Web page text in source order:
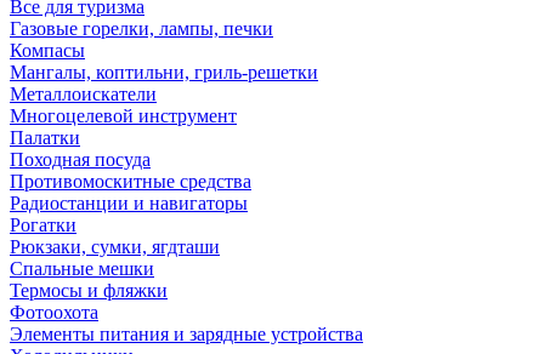
Все для туризма
Газовые горелки, лампы, печки
Компасы
Мангалы, коптильни, гриль-решетки
Металлоискатели
Многоцелевой инструмент
Палатки
Походная посуда
Противомоскитные средства
Радиостанции и навигаторы
Рогатки
Рюкзаки, сумки, ягдташи
Спальные мешки
Термосы и фляжки
Фотоохота
Элементы питания и зарядные устройства